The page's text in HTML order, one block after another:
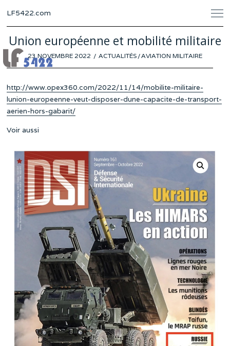
LF5422.com
Union européenne et mobilité militaire
POSTED
ON
23 NOVEMBRE 2022 17ACTUALITÉS /AVIATION MILITAIRE
http://www.opex360.com/2022/11/14/mobilite-militaire-
lunion-europeenne-veut-disposer-dune-capacite-de-transport-
aerien-hors-gabarit/
Voir aussi